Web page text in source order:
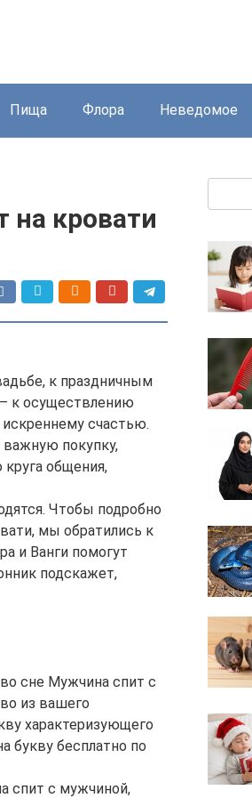
Пища Флора Неведомое
на кровати
к праздничным
к осуществлению
счастью.
покупку,
общения,
Чтобы подробно
мы обратились к
и Ванги помогут
подскажет,
сне Мужчина спит с
из вашего
характеризующего
букву бесплатно по
спит с мужчиной,